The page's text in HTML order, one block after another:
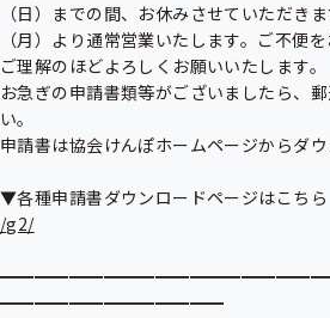
（日）までの間、お休みさせていただき
（月）より通常営業いたします。ご不便
ご理解のほどよろしくお願いいたします。
お急ぎの申請書類等がございましたら、
い。
申請書は協会けんぽホームページからダウ
/g2/
━━━━━━━━━━━━━